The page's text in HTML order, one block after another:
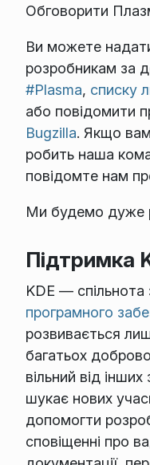
Обговорити
Ви можете
розробникам за
#Plasma, списку
або повідомити
Bugzilla. Якщо
робить наша
повідомте нам
Ми будемо дуже
Підтримка
KDE — спільнота
програмного
розвивається
багатьох
вільний від
шукає нових
допомогти
сповіщенні про